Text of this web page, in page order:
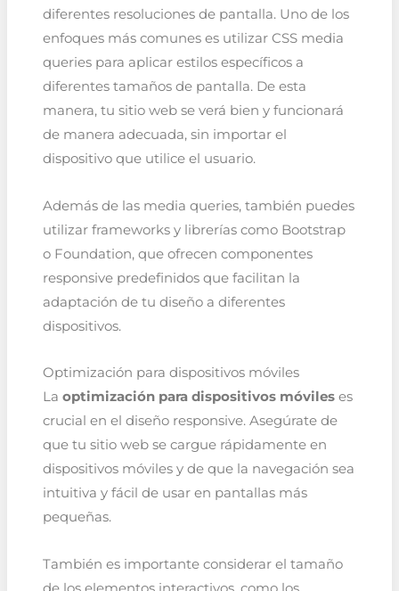
diferentes resoluciones de pantalla. Uno de los
enfoques más comunes es utilizar CSS media
queries para aplicar estilos específicos a
diferentes tamaños de pantalla. De esta
manera, tu sitio web se verá bien y funcionará
de manera adecuada, sin importar el
dispositivo que utilice el usuario.
Además de las media queries, también puedes
utilizar frameworks y librerías como Bootstrap
o Foundation, que ofrecen componentes
responsive predefinidos que facilitan la
adaptación de tu diseño a diferentes
dispositivos.
Optimización para dispositivos móviles
La optimización para dispositivos móvileses
crucial en el diseño responsive. Asegúrate de
que tu sitio web se cargue rápidamente en
dispositivos móviles y de que la navegación sea
intuitiva y fácil de usar en pantallas más
pequeñas.
También es importante considerar el tamaño